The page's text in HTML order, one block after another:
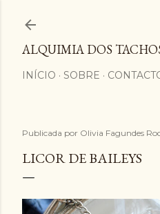
ALQUIMIA DOS
INÍCIO SOBRE
Publicada por Olivia Fagundes
LICOR DE BAILEYS